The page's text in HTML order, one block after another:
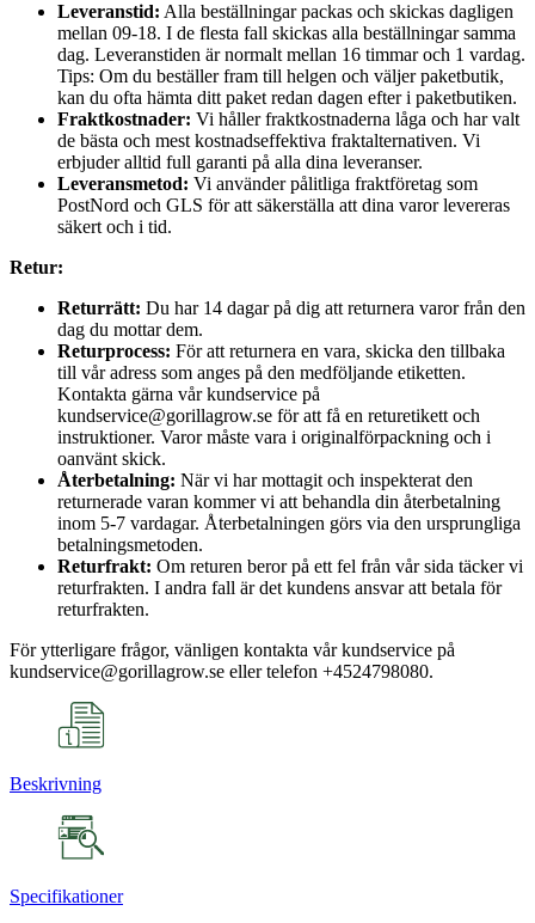
Leveranstid: Alla beställningar packas och skickas dagligen
mellan 09-18. I de flesta fall skickas alla beställningar samma
dag. Leveranstiden är normalt mellan 16 timmar och 1 vardag.
Tips: Om du beställer fram till helgen och väljer paketbutik,
kan du ofta hämta ditt paket redan dagen efter i paketbutiken.
Fraktkostnader: Vi håller fraktkostnaderna låga och har valt
de bästa och mest kostnadseffektiva fraktalternativen. Vi
erbjuder alltid full garanti på alla dina leveranser.
Leveransmetod: Vi använder pålitliga fraktföretag som
PostNord och GLS för att säkerställa att dina varor levereras
säkert och i tid.
Retur:
Returrätt: Du har 14 dagar på dig att returnera varor från den
dag du mottar dem.
Returprocess: För att returnera en vara, skicka den tillbaka
till vår adress som anges på den medföljande etiketten.
Kontakta gärna vår kundservice på
kundservice@gorillagrow.se för att få en returetikett och
instruktioner. Varor måste vara i originalförpackning och i
oanvänt skick.
Återbetalning: När vi har mottagit och inspekterat den
returnerade varan kommer vi att behandla din återbetalning
inom 5-7 vardagar. Återbetalningen görs via den ursprungliga
betalningsmetoden.
Returfrakt: Om returen beror på ett fel från vår sida täcker vi
returfrakten. I andra fall är det kundens ansvar att betala för
returfrakten.
För ytterligare frågor, vänligen kontakta vår kundservice på
kundservice@gorillagrow.se eller telefon +4524798080.
Beskrivning
Specifikationer